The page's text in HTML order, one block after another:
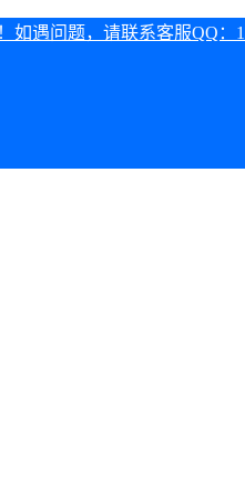
如遇问题，请联系客服QQ：